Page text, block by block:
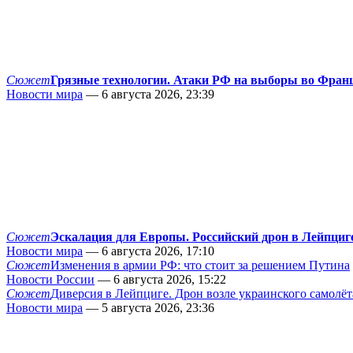
СюжетГрязные технологии. Атаки РФ на выборы во
Новости мира — 6 августа 2026, 23:39
СюжетЭскалация для Европы. Российский дрон в
Новости мира — 6 августа 2026, 17:10
СюжетИзменения в армии РФ: что стоит за решением Путина
Новости России — 6 августа 2026, 15:22
СюжетДиверсия в Лейпциге. Дрон возле украинского
Новости мира — 5 августа 2026, 23:36